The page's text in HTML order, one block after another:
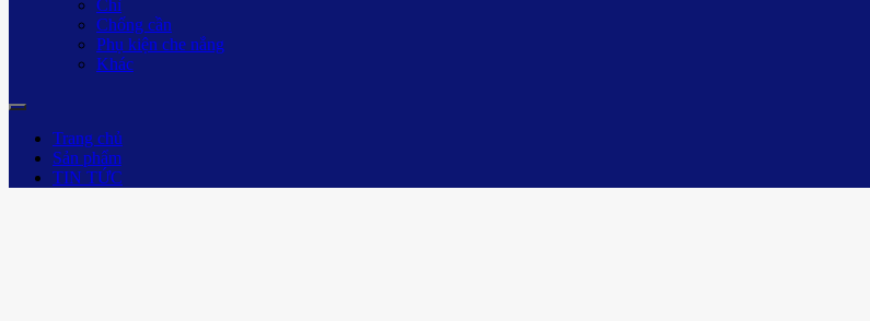
Chì
Chống cần
Phụ kiện che nắng
Khác
Trang chủ
Sản phẩm
TIN TỨC